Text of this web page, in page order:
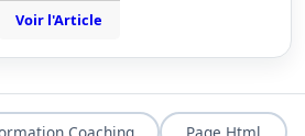
Voir l'Article
Coaching Page Html